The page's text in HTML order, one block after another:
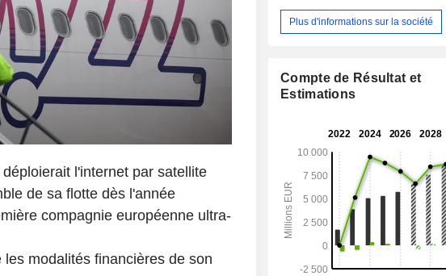
l'internet par satellite
de sa flotte dès l'année
compagnie européenne ultra-
modalités financières de son
A320. Les moteurs de nouvelle
l'Airbus A321neo offrent des
travaille avec ses filiales : Wizz Air
Wizz Air UK Ltd, Wizz Air Abu Dhabi
Plus d'informations sur la société
Compte de Résultat et
Estimations